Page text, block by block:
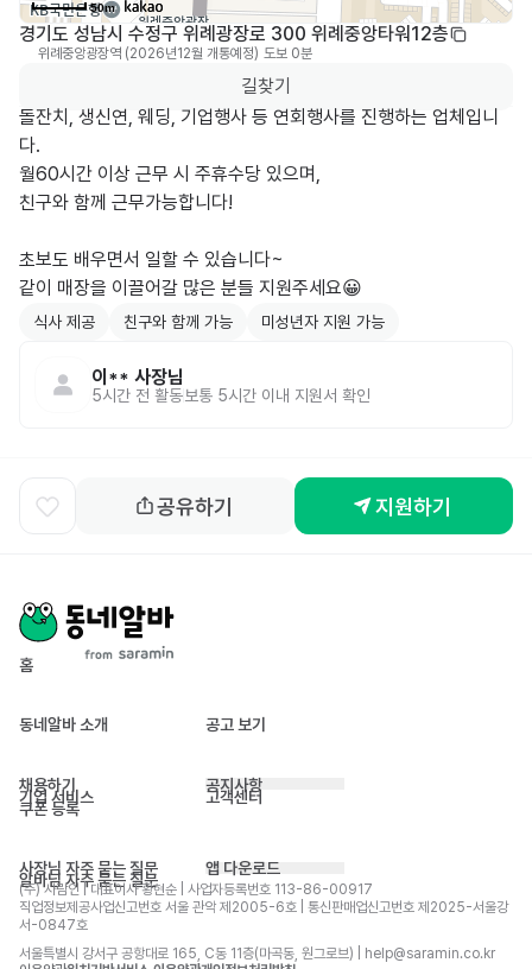
50m
경기도 성남시 수정구 위례광장로 300 위례중앙타워12층
위례중앙광장역 (2026년12월 개통예정) 도보 0분
길찾기
돌잔치, 생신연, 웨딩, 기업행사 등 연회행사를 진행하는 업체입니
다.
월60시간 이상 근무 시 주휴수당 있으며,
친구와 함께 근무가능합니다!
초보도 배우면서 일할 수 있습니다~
같이 매장을 이끌어갈 많은 분들 지원주세요😀
식사 제공 친구와 함께 가능 미성년자 지원 가능
이** 사장님
5시간 전 활동 보통 5시간 이내 지원서 확인
공유하기 지원하기
홈
동네알바 소개 공고 보기
채용하기
기업 서비스
쿠폰 등록
공지사항
고객센터
사장님 자주 묻는 질문
알바님 자주 묻는 질문
앱 다운로드
(주) 사람인 | 대표이사 황현순 | 사업자등록번호 113-86-00917
직업정보제공사업신고번호 서울 관악 제2005-6호 | 통신판매업신고번호 제2025-서울강
서-0847호
서울특별시 강서구 공항대로 165, C동 11층(마곡동, 원그로브) | help@saramin.co.kr